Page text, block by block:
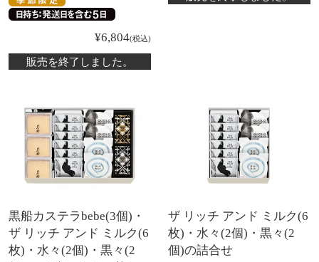
¥6,804 税込
販売を終了しました。
黒船カステラbebe(3個)・
ザ リッチ アンド ミルク(6
枚)・水々(2個)・黒々(2
ザ リッチ アンド ミルク(6
枚)・水々(2個)・黒々(2
個)の詰合せ